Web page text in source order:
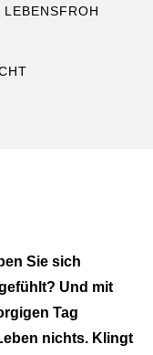
LEBENSFROH
Sie sich
Und mit
Tag
nichts. Klingt